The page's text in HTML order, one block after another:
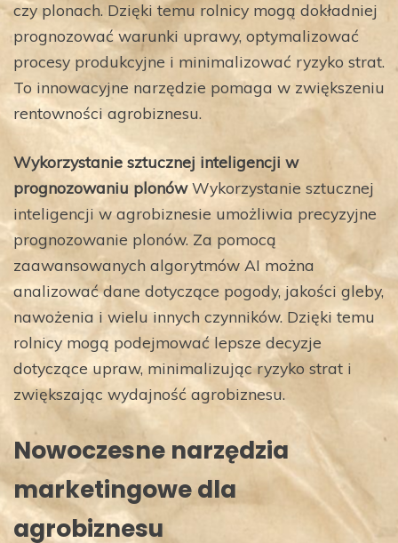
czy plonach. Dzięki temu rolnicy mogą dokładniej
prognozować warunki uprawy, optymalizować
procesy produkcyjne i minimalizować ryzyko strat.
To innowacyjne narzędzie pomaga w zwiększeniu
rentowności agrobiznesu.
Wykorzystanie sztucznej inteligencji w
prognozowaniu plonówWykorzystanie sztucznej
inteligencji w agrobiznesie umożliwia precyzyjne
prognozowanie plonów. Za pomocą
zaawansowanych algorytmów AI można
analizować dane dotyczące pogody, jakości gleby,
nawożenia i wielu innych czynników. Dzięki temu
rolnicy mogą podejmować lepsze decyzje
dotyczące upraw, minimalizując ryzyko strat i
zwiększając wydajność agrobiznesu.
Nowoczesne narzędzia
marketingowe dla
agrobiznesu